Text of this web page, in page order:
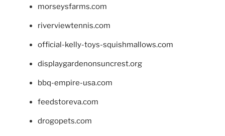
morseysfarms.com
riverviewtennis.com
official-kelly-toys-squishmallows.com
displaygardenonsuncrest.org
bbq-empire-usa.com
feedstoreva.com
drogopets.com